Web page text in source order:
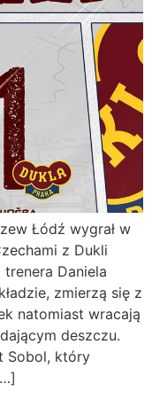
Łódź wygrał w
z Dukli
trenera Daniela
zmierzą się z
natomiast wracają
deszczu.
Sobol, który